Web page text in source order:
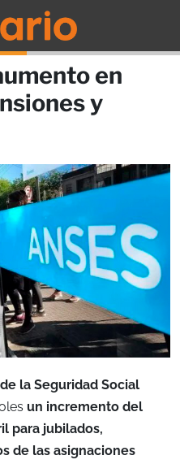
en
y
la Seguridad Social
un incremento del
para jubilados,
de las asignaciones